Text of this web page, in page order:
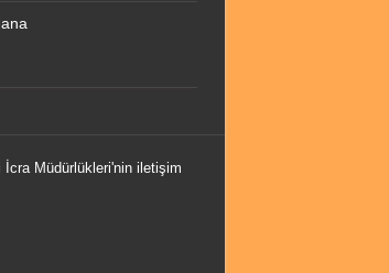
Müdürlükleri'nin iletişim